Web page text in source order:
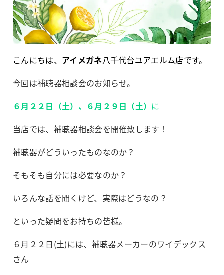
こんにちは、 アイメガネ八千代台ユアエルム店です。
今回は補聴器相談会のお知らせ。
６月２２日（土）、６月２９日（土） に
当店では、補聴器相談会を開催致します！
補聴器がどういったものなのか？
そもそも自分には必要なのか？
いろんな話を聞くけど、実際はどうなの？
といった疑問をお持ちの皆様。
６月２２日(土)には、補聴器メーカーのワイデックス
さん